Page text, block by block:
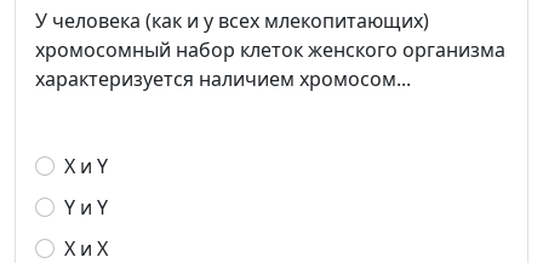
У человека (как и у всех млекопитающих)
хромосомный набор клеток женского организма
характеризуется наличием хромосом...
X и Y
Y и Y
Х и Х